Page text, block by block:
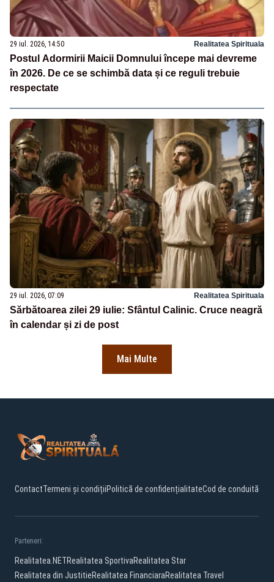
29 iul. 2026, 14:50 Realitatea Spirituala
Postul Adormirii Maicii Domnului începe mai devreme
în 2026. De ce se schimbă data și ce reguli trebuie
respectate
29 iul. 2026, 07:09 Realitatea Spirituala
Sărbătoarea zilei 29 iulie: Sfântul Calinic. Cruce neagră
în calendar și zi de post
Mai Multe
ContactTermeni și condițiiPolitică de confidențialitateCod de conduită
Parteneri:
Realitatea.NETRealitatea SportivaRealitatea Star
Realitatea din JustitieRealitatea FinanciaraRealitatea Travel